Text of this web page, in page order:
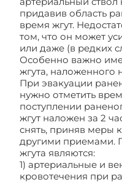
придавив область
время жгут.
том, что он может
или даже (в редких
Особенно важно
жгута, наложенного
При эвакуации
нужно отметить
поступлении
жгут наложен за 2
снять, приняв меры
другими приемами.
жгута являются:
1) артериальные и
кровотечения при